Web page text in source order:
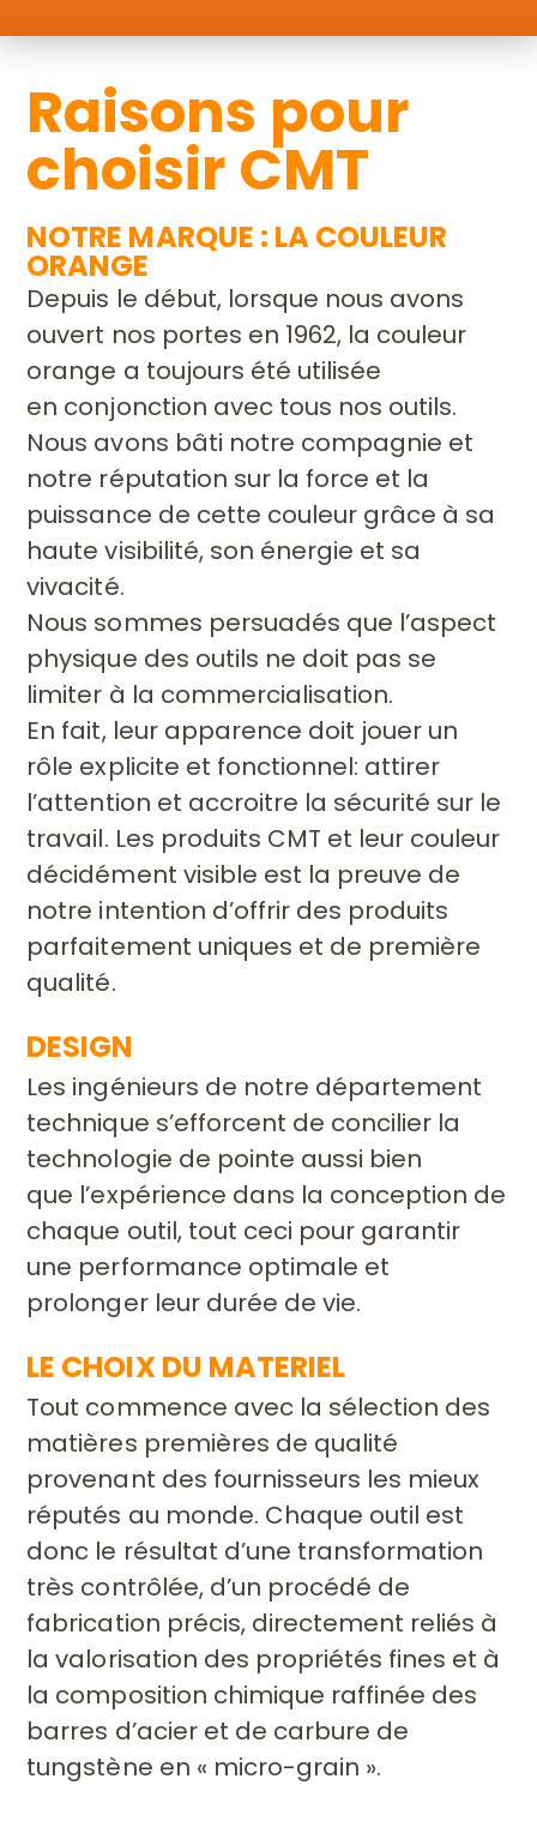
Raisons pour
choisir CMT
NOTRE MARQUE : LA COULEUR
ORANGE
Depuis le début, lorsque nous avons
ouvert nos portes en 1962, la couleur
orange a toujours été utilisée
en conjonction avec tous nos outils.
Nous avons bâti notre compagnie et
notre réputation sur la force et la
puissance de cette couleur grâce à sa
haute visibilité, son énergie et sa
vivacité.
Nous sommes persuadés que l’aspect
physique des outils ne doit pas se
limiter à la commercialisation.
En fait, leur apparence doit jouer un
rôle explicite et fonctionnel: attirer
l’attention et accroitre la sécurité sur le
travail. Les produits CMT et leur couleur
décidément visible est la preuve de
notre intention d’offrir des produits
parfaitement uniques et de première
qualité.
DESIGN
Les ingénieurs de notre département
technique s’efforcent de concilier la
technologie de pointe aussi bien
que l’expérience dans la conception de
chaque outil, tout ceci pour garantir
une performance optimale et
prolonger leur durée de vie.
LE CHOIX DU MATERIEL
Tout commence avec la sélection des
matières premières de qualité
provenant des fournisseurs les mieux
réputés au monde. Chaque outil est
donc le résultat d’une transformation
très contrôlée, d’un procédé de
fabrication précis, directement reliés à
la valorisation des propriétés fines et à
la composition chimique raffinée des
barres d’acier et de carbure de
tungstène en « micro-grain ».